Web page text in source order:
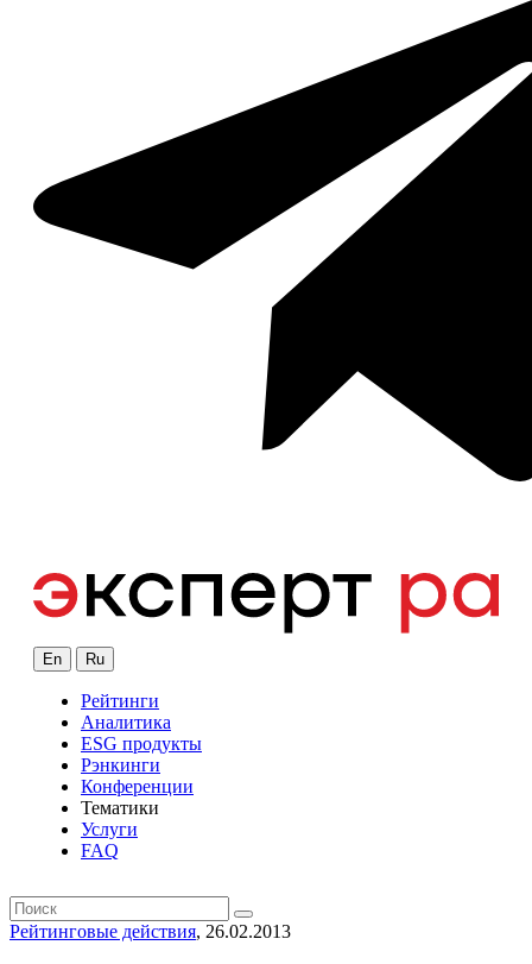
En Ru
Рейтинги
Аналитика
ESG продукты
Рэнкинги
Конференции
Тематики
Услуги
FAQ
Рейтинговые действия, 26.02.2013